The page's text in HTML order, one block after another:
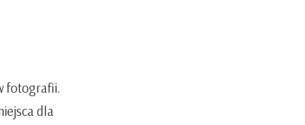
fotografii.
dla